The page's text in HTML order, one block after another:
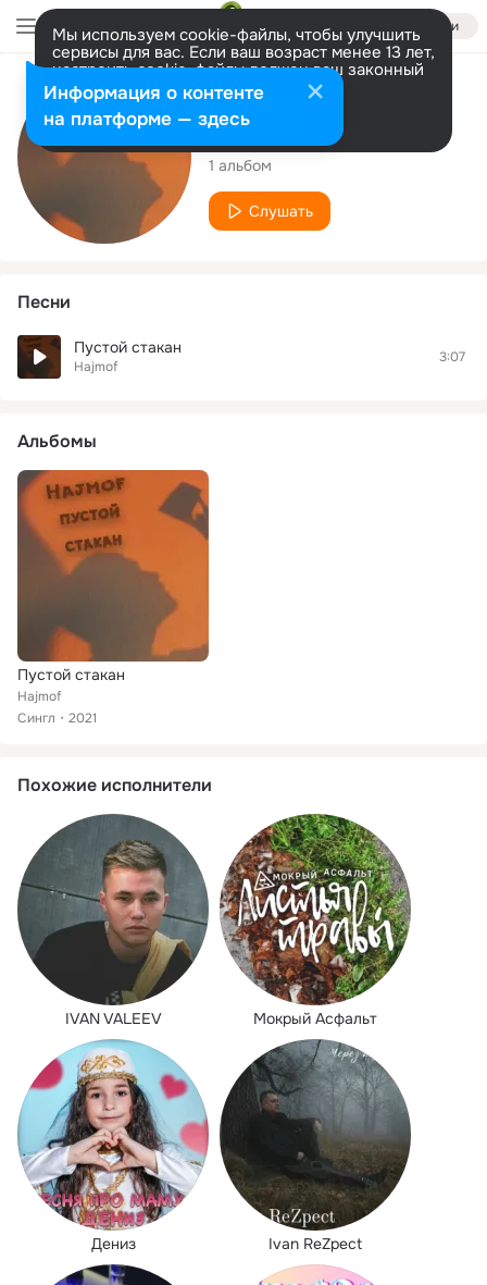
Войти
Мы используем cookie-файлы, чтобы улучшить
сервисы для вас. Если ваш возраст менее 13 лет,
настроить cookie-файлы должен ваш законный
представитель. Больше информации
Разрешить все Настроить
Исполнитель
Hajmof
1 альбом
Слушать
Песни
Пустой стакан
Hajmof
3:07
Альбомы
Пустой стакан
Hajmof
Сингл
2021
Похожие исполнители
IVAN VALEEV Мокрый Асфальт
Дениз Ivan ReZpect
Информация о контенте
на платформе — здесь